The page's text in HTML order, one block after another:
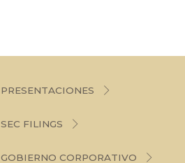
PRESENTACIONES
SEC FILINGS
GOBIERNO CORPORATIVO